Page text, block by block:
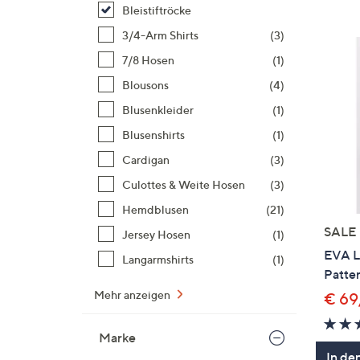
Bleistiftröcke
3/4-Arm Shirts
(3)
7/8 Hosen
(1)
Blousons
(4)
Blusenkleider
(1)
Blusenshirts
(1)
Cardigan
(3)
Culottes & Weite Hosen
(3)
Hemdblusen
(21)
Jersey Hosen
(1)
Langarmshirts
(1)
Mehr anzeigen
Marke
SALE
EVA
€
In